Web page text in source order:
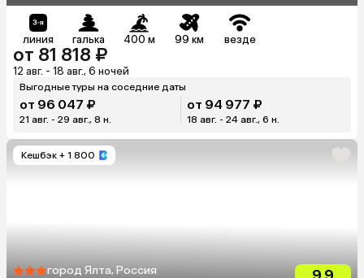
линия галька 400 м 99 км везде
от 81 818 ₽
12 авг. - 18 авг., 6 ночей
Выгодные туры на соседние даты
от 96 047 ₽
21 авг. - 29 авг., 8 н.
от 94 977 ₽
18 авг. - 24 авг., 6 н.
Кешбэк + 1 800
город Ялта, Россия